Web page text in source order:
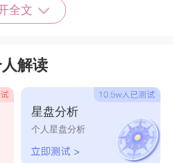
璟巍 璟树
商璟
璟溟 璟楮 璟温
全文
解读
星盘分析
个人星盘分析